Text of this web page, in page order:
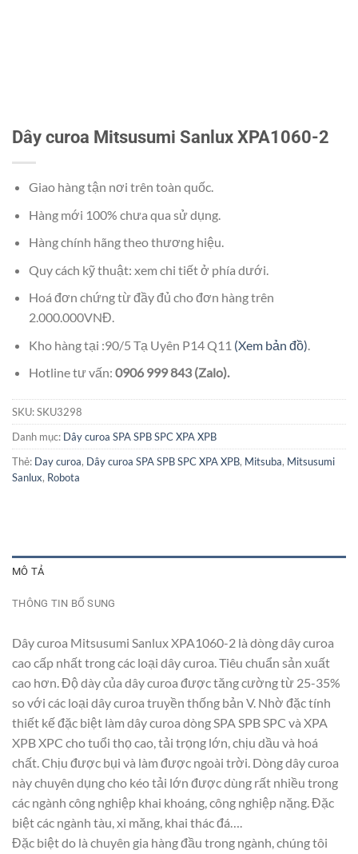
Dây curoa Mitsusumi Sanlux XPA1060-2
Giao hàng tận nơi trên toàn quốc.
Hàng mới 100% chưa qua sử dụng.
Hàng chính hãng theo thương hiệu.
Quy cách kỹ thuật: xem chi tiết ở phía dưới.
Hoá đơn chứng từ đầy đủ cho đơn hàng trên
2.000.000VNĐ.
Kho hàng tại :90/5 Tạ Uyên P14 Q11 (Xem bản đồ).
Hotline tư vấn: 0906 999 843 (Zalo).
SKU:SKU3298
Danh mục: Dây curoa SPA SPB SPC XPA XPB
Thẻ: Day curoa, Dây curoa SPA SPB SPC XPA XPB, Mitsuba, Mitsusumi
Sanlux, Robota
MÔ TẢ
THÔNG TIN BỔ SUNG
Dây curoa Mitsusumi Sanlux XPA1060-2 là dòng dây curoa
cao cấp nhất trong các loại dây curoa. Tiêu chuẩn sản xuất
cao hơn. Độ dày của dây curoa được tăng cường từ 25-35%
so với các loại dây curoa truyền thống bản V. Nhờ đặc tính
thiết kế đặc biệt làm dây curoa dòng SPA SPB SPC và XPA
XPB XPC cho tuổi thọ cao, tải trọng lớn, chịu dầu và hoá
chất. Chịu được bụi và làm được ngoài trời. Dòng dây curoa
này chuyên dụng cho kéo tải lớn được dùng rất nhiều trong
các ngành công nghiệp khai khoáng, công nghiệp nặng. Đặc
biệt các ngành tàu, xi măng, khai thác đá….
Đặc biệt do là chuyên gia hàng đầu trong ngành, chúng tôi